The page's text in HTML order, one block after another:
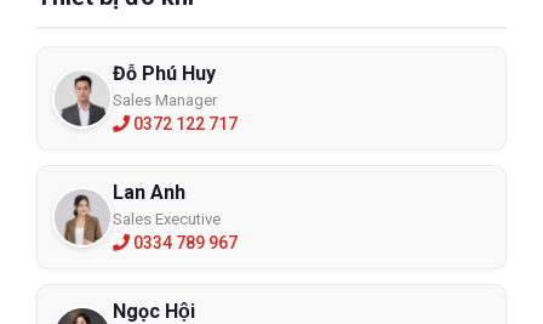
Đỗ Phú Huy
Sales Manager
0372 122 717
Lan Anh
Sales Executive
0334 789 967
Ngọc Hội